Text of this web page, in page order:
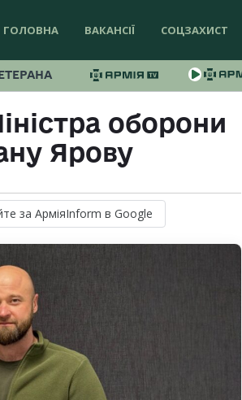
ГОЛОВНА ВАКАНСІЇ СОЦЗАХИСТ
оборони
Ярову
за АрміяInform в Google